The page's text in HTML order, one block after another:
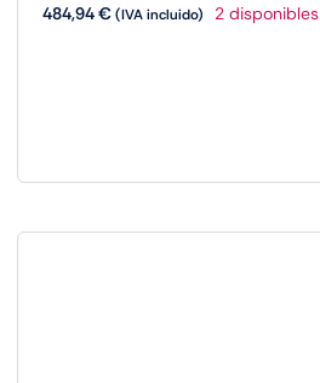
484,94€(IVA incluido) 2 disponibles